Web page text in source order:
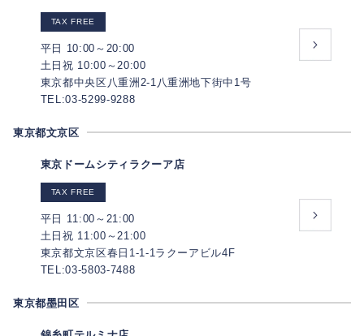
TAX FREE
平日 10:00～20:00
土日祝 10:00～20:00
東京都中央区八重洲2-1八重洲地下街中1号
TEL:03-5299-9288
東京都文京区
東京ドームシティラクーア店
TAX FREE
平日 11:00～21:00
土日祝 11:00～21:00
東京都文京区春日1-1-1ラクーアビル4F
TEL:03-5803-7488
東京都墨田区